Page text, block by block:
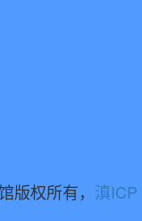
权所有， 滇ICP